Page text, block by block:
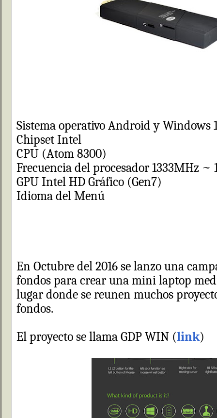
Sistema operativo Android y Windows
Chipset Intel
CPU (Atom 8300)
Frecuencia del procesador 1333MHz ~
GPU Intel HD Gráfico (Gen7)
Idioma del Menú
En Octubre del 2016 se lanzo una
fondos para crear una mini laptop
lugar donde se reunen muchos
fondos.
El proyecto se llama GDP WIN (link)